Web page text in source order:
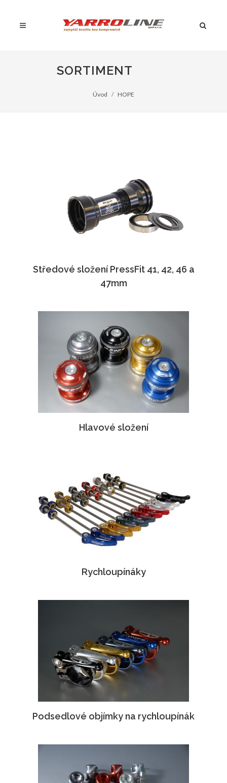
SORTIMENT
Úvod HOPE
Středové složení PressFit 41, 42, 46 a
47mm
Hlavové složení
Rychloupínáky
Podsedlové objímky na rychloupínák